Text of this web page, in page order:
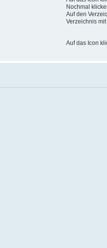
Nochmal
Auf den
Verzeichnis
Auf das Icon